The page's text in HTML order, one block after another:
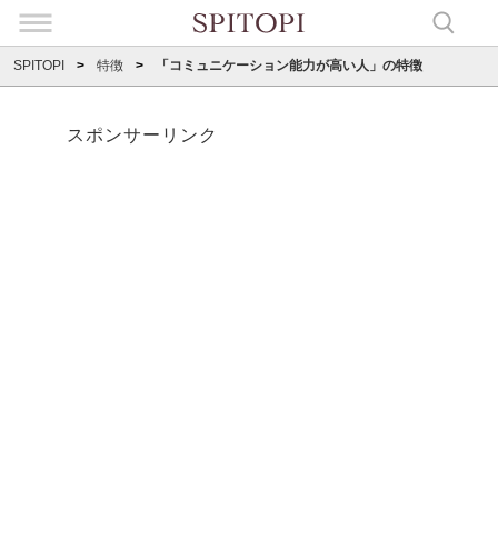
SPITOPI 特徴 「コミュニケーション能力が高い人」の特徴
スポンサーリンク